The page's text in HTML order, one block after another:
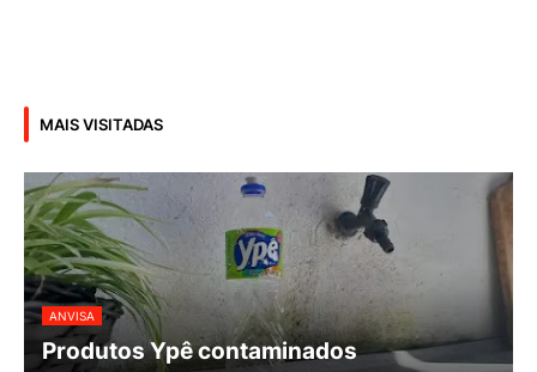
MAIS VISITADAS
ANVISA
Produtos Ypê contaminados